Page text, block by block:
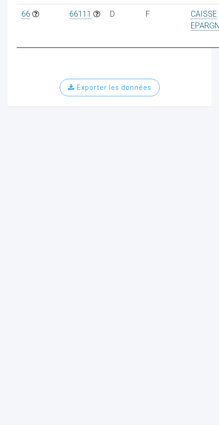
66 66111 D F
CAISSE
Exporter les données